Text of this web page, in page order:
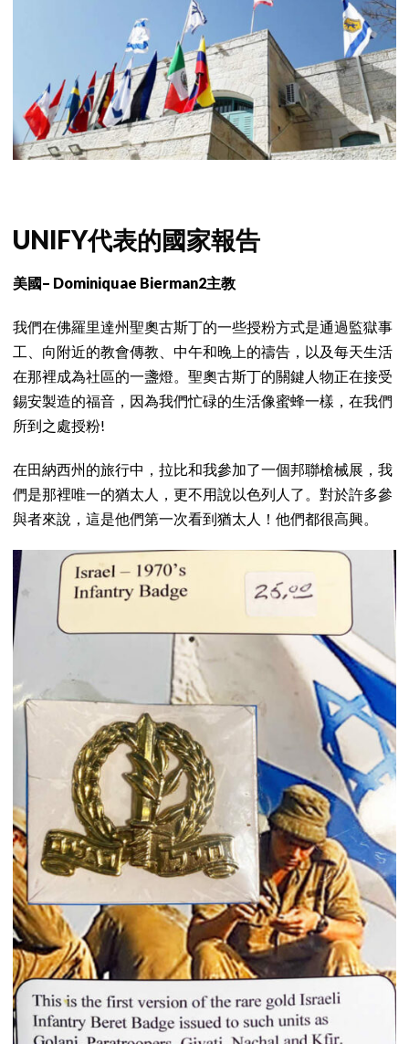
UNIFY代表的國家報告
美國– Dominiquae Bierman2主教
我們在佛羅里達州聖奧古斯丁的一些授粉方式是通過監獄事
工、向附近的教會傳教、中午和晚上的禱告，以及每天生活
在那裡成為社區的一盞燈。聖奧古斯丁的關鍵人物正在接受
錫安製造的福音，因為我們忙碌的生活像蜜蜂一樣，在我們
所到之處授粉!
在田納西州的旅行中，拉比和我參加了一個邦聯槍械展，我
們是那裡唯一的猶太人，更不用說以色列人了。對於許多參
與者來說，這是他們第一次看到猶太人！他們都很高興。